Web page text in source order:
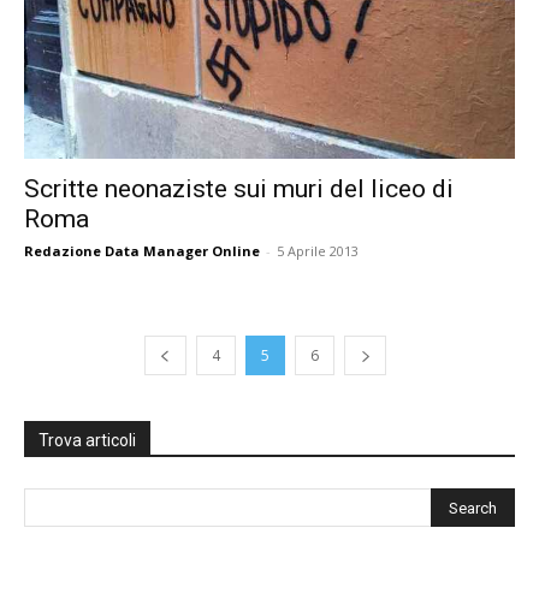
Scritte neonaziste sui muri del liceo di
Roma
Redazione Data Manager Online - 5 Aprile 2013
4 5 6
Trova articoli